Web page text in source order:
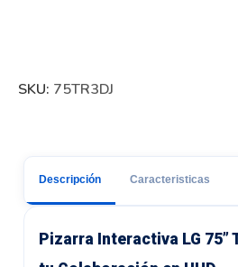
SKU: 75TR3DJ
Descripción Caracteristicas
Pizarra Interactiva LG 75”